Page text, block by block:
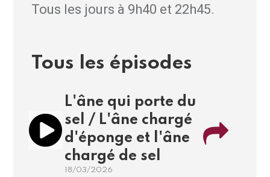
Tous les jours à 9h40 et 22h45.
Tous les épisodes
L'âne qui porte du
sel / L'âne chargé
d'éponge et l'âne
chargé de sel
18/03/2026